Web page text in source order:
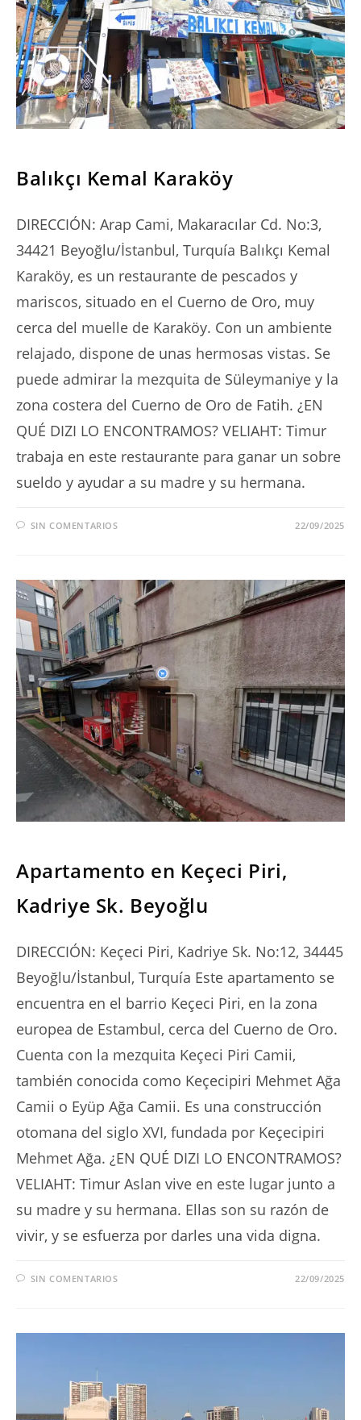
Balıkçı Kemal Karaköy
DIRECCIÓN: Arap Cami, Makaracılar Cd. No:3,
34421 Beyoğlu/İstanbul, Turquía Balıkçı Kemal
Karaköy, es un restaurante de pescados y
mariscos, situado en el Cuerno de Oro, muy
cerca del muelle de Karaköy. Con un ambiente
relajado, dispone de unas hermosas vistas. Se
puede admirar la mezquita de Süleymaniye y la
zona costera del Cuerno de Oro de Fatih. ¿EN
QUÉ DIZI LO ENCONTRAMOS? VELIAHT: Timur
trabaja en este restaurante para ganar un sobre
sueldo y ayudar a su madre y su hermana.
SIN COMENTARIOS 22/09/2025
Apartamento en Keçeci Piri,
Kadriye Sk. Beyoğlu
DIRECCIÓN: Keçeci Piri, Kadriye Sk. No:12, 34445
Beyoğlu/İstanbul, Turquía Este apartamento se
encuentra en el barrio Keçeci Piri, en la zona
europea de Estambul, cerca del Cuerno de Oro.
Cuenta con la mezquita Keçeci Piri Camii,
también conocida como Keçecipiri Mehmet Ağa
Camii o Eyüp Ağa Camii. Es una construcción
otomana del siglo XVI, fundada por Keçecipiri
Mehmet Ağa. ¿EN QUÉ DIZI LO ENCONTRAMOS?
VELIAHT: Timur Aslan vive en este lugar junto a
su madre y su hermana. Ellas son su razón de
vivir, y se esfuerza por darles una vida digna.
SIN COMENTARIOS 22/09/2025